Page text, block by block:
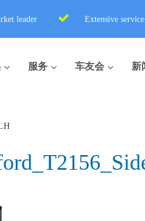
leader Extensive
服务 车友会 新